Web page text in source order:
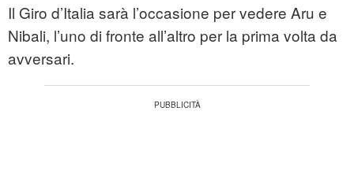
Il Giro d’Italia sarà l’occasione per vedere Aru e
Nibali, l’uno di fronte all’altro per la prima volta da
avversari.